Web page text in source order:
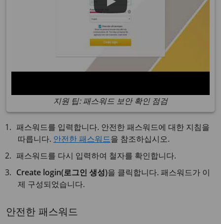
지원 팁: 패스워드 보안 확인 점검
패스워드를 입력합니다. 안전한 패스워드에 대한 지침을
따릅니다. 안전한 패스워드을 참조하십시오.
패스워드를 다시 입력하여 철자를 확인합니다.
Create login(로그인 생성)을 클릭합니다. 패스워드가 이
제 구성되었습니다.
안전한 패스워드